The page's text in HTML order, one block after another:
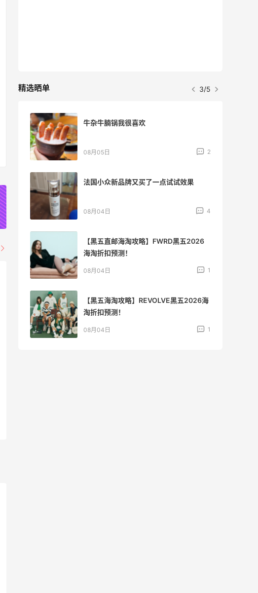
精选晒单 3/5
1
牛杂牛腩锅我很喜欢
08月05日 2
法国小众新品牌又买了一点试试效果
08月04日 4
【黑五直邮海淘攻略】FWRD黑五2026
海淘折扣预测！
08月04日 1
【黑五海淘攻略】REVOLVE黑五2026海
淘折扣预测！
08月04日 1